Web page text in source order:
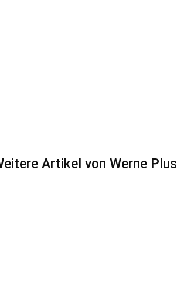
Artikel von Werne Plus